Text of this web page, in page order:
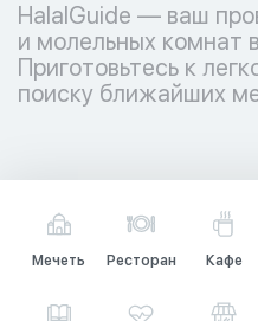
HalalGuide — ваш
и молельных комнат
Приготовьтесь к
поиску ближайших
Мечеть Ресторан Кафе